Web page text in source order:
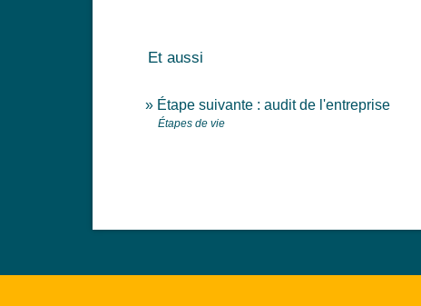
Et aussi
Étape suivante : audit de l'entreprise
Étapes de vie